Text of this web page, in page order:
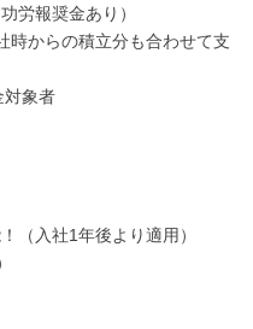
労報奨金あり）
時からの積立分も合わせて支
象者
（入社1年後より適用）